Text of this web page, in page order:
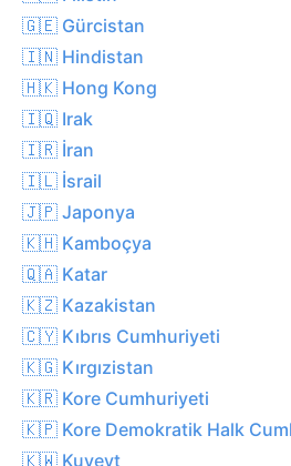
🇬🇪 Gürcistan
🇮🇳 Hindistan
🇭🇰 Hong Kong
🇮🇶 Irak
🇮🇷 İran
🇮🇱 İsrail
🇯🇵 Japonya
🇰🇭 Kamboçya
🇶🇦 Katar
🇰🇿 Kazakistan
🇨🇾 Kıbrıs Cumhuriyeti
🇰🇬 Kırgızistan
🇰🇷 Kore Cumhuriyeti
🇰🇵 Kore Demokratik Halk
🇰🇼 Kuveyt